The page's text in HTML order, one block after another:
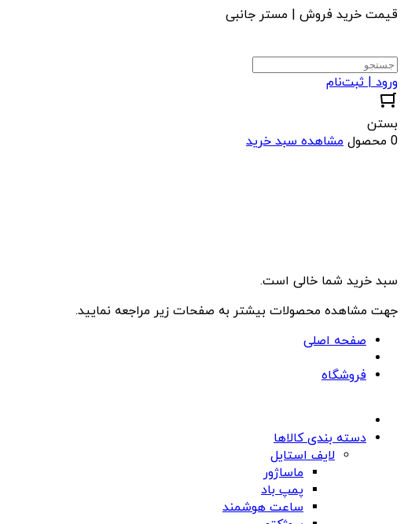
قیمت خرید فروش | مستر جانبی
ورود | ثبت‌نام
بستن
0 محصول
مشاهده سبد خرید
سبد خرید شما خالی است.
جهت مشاهده محصولات بیشتر به صفحات زیر مراجعه نمایید.
صفحه اصلی
فروشگاه
دسته بندی کالاها
لایف استایل
ماساژور
پمپ باد
ساعت هوشمند